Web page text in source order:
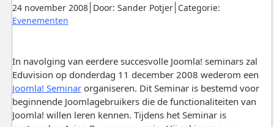
Gepubliceerd:
24 november 2008. Door: Sander Potjer. Categorie:
Evenementen.
In navolging van eerdere succesvolle Joomla! seminars zal
Eduvision op donderdag 11 december 2008 wederom een
Joomla! Seminarorganiseren. Dit Seminar is bestemd voor
beginnende Joomlagebruikers die de functionaliteiten van
Joomla! willen leren kennen. Tijdens het Seminar is